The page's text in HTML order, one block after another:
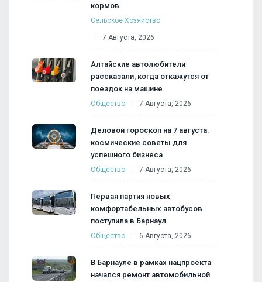
кормов
Сельское Хозяйство
7 Августа, 2026
Алтайские автолюбители
рассказали, когда откажутся от
поездок на машине
Общество 7 Августа, 2026
Деловой гороскоп на 7 августа:
космические советы для
успешного бизнеса
Общество 7 Августа, 2026
Первая партия новых
комфортабельных автобусов
поступила в Барнаул
Общество 6 Августа, 2026
В Барнауле в рамках нацпроекта
начался ремонт автомобильной